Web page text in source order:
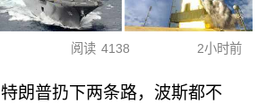
阅读 4138 2小时前
特朗普扔下两条路，波斯都不